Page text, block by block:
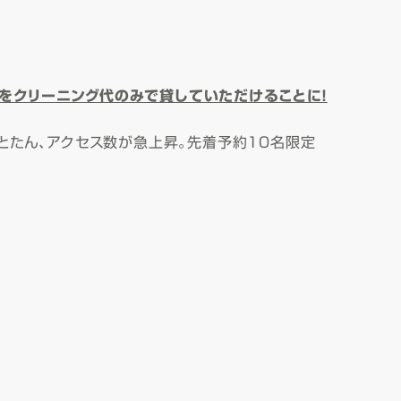
リーニング代のみで貸していただけることに！
ん、アクセス数が急上昇。先着予約10名限定